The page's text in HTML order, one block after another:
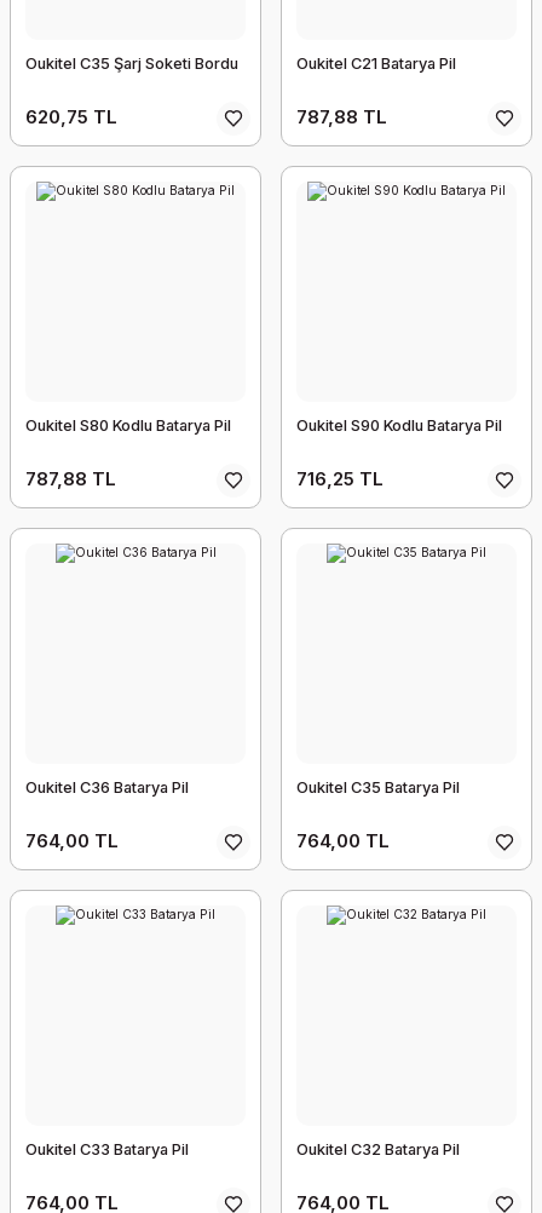
Oukitel C35 Şarj Soketi Bordu
620,75 TL
Oukitel C21 Batarya Pil
787,88 TL
Oukitel S80 Kodlu Batarya Pil
787,88 TL
Oukitel S90 Kodlu Batarya Pil
716,25 TL
Oukitel C36 Batarya Pil
764,00 TL
Oukitel C35 Batarya Pil
764,00 TL
Oukitel C33 Batarya Pil
764,00 TL
Oukitel C32 Batarya Pil
764,00 TL